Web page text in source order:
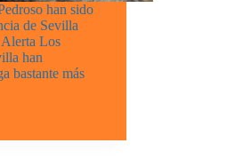
han sido
de Sevilla
Alerta Los
han
bastante más